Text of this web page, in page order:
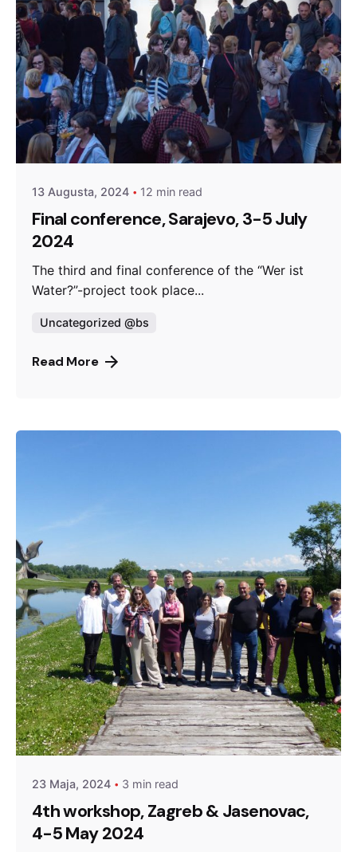
Posted by
admin
13 Augusta, 2024 12 min read
Final conference, Sarajevo, 3-5 July
2024
The third and final conference of the “Wer ist
Water?”-project took place...
Uncategorized @bs
Read More
Posted by
admin
23 Maja, 2024 3 min read
4th workshop, Zagreb & Jasenovac,
4-5 May 2024